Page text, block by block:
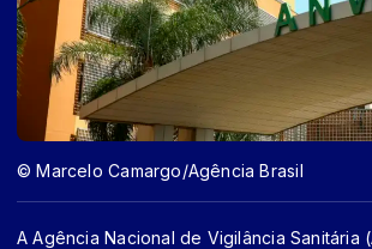
© Marcelo Camargo/Agência Brasil
A Agência Nacional de Vigilância Sanitária